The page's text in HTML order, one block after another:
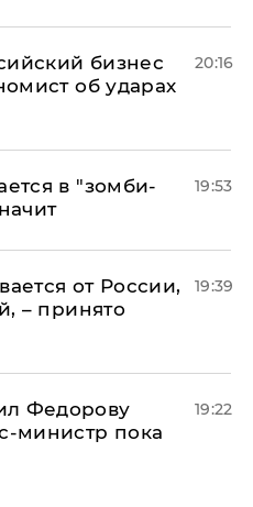
бизнес
об ударах
20:16
в "зомби-
19:53
от России,
– принято
19:39
Федорову
министр пока
19:22